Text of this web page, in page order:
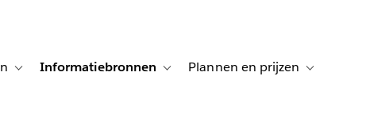
for Klanten aan het woord
Toggle sub-navigation for Oplossingen
Informatiebronnen Toggle sub-navigation for Informatiebronnen
Plannen en prijzen Toggle sub-